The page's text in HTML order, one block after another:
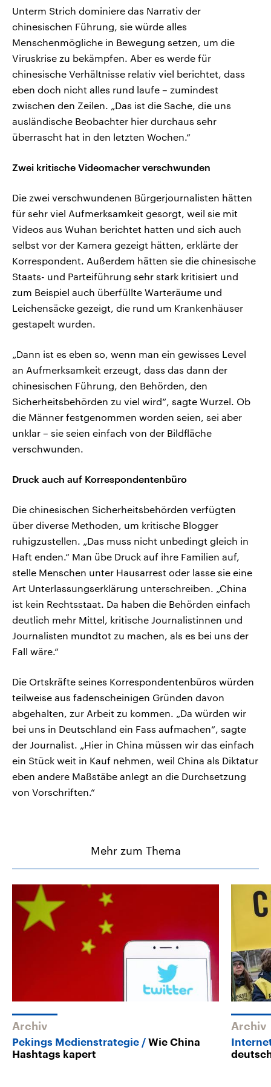
Unterm Strich dominiere das Narrativ der
chinesischen Führung, sie würde alles
Menschenmögliche in Bewegung setzen, um die
Viruskrise zu bekämpfen. Aber es werde für
chinesische Verhältnisse relativ viel berichtet, dass
eben doch nicht alles rund laufe – zumindest
zwischen den Zeilen. „Das ist die Sache, die uns
ausländische Beobachter hier durchaus sehr
überrascht hat in den letzten Wochen.“
Zwei kritische Videomacher verschwunden
Die zwei verschwundenen Bürgerjournalisten hätten
für sehr viel Aufmerksamkeit gesorgt, weil sie mit
Videos aus Wuhan berichtet hatten und sich auch
selbst vor der Kamera gezeigt hätten, erklärte der
Korrespondent. Außerdem hätten sie die chinesische
Staats- und Parteiführung sehr stark kritisiert und
zum Beispiel auch überfüllte Warteräume und
Leichensäcke gezeigt, die rund um Krankenhäuser
gestapelt wurden.
„Dann ist es eben so, wenn man ein gewisses Level
an Aufmerksamkeit erzeugt, dass das dann der
chinesischen Führung, den Behörden, den
Sicherheitsbehörden zu viel wird“, sagte Wurzel. Ob
die Männer festgenommen worden seien, sei aber
unklar – sie seien einfach von der Bildfläche
verschwunden.
Druck auch auf Korrespondentenbüro
Die chinesischen Sicherheitsbehörden verfügten
über diverse Methoden, um kritische Blogger
ruhigzustellen. „Das muss nicht unbedingt gleich in
Haft enden.“ Man übe Druck auf ihre Familien auf,
stelle Menschen unter Hausarrest oder lasse sie eine
Art Unterlassungserklärung unterschreiben. „China
ist kein Rechtsstaat. Da haben die Behörden einfach
deutlich mehr Mittel, kritische Journalistinnen und
Journalisten mundtot zu machen, als es bei uns der
Fall wäre.“
Die Ortskräfte seines Korrespondentenbüros würden
teilweise aus fadenscheinigen Gründen davon
abgehalten, zur Arbeit zu kommen. „Da würden wir
bei uns in Deutschland ein Fass aufmachen“, sagte
der Journalist. „Hier in China müssen wir das einfach
ein Stück weit in Kauf nehmen, weil China als Diktatur
eben andere Maßstäbe anlegt an die Durchsetzung
von Vorschriften.“
Mehr zum Thema
Archiv
Pekings Medienstrategie
Wie China
Hashtags kapert
Archiv